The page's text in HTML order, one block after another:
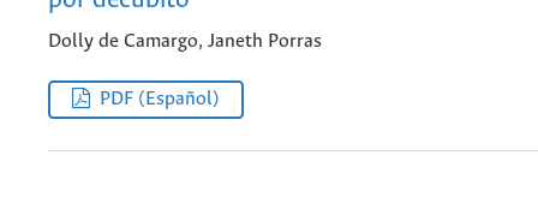
Dolly de Camargo, Janeth Porras
PDF (Español)